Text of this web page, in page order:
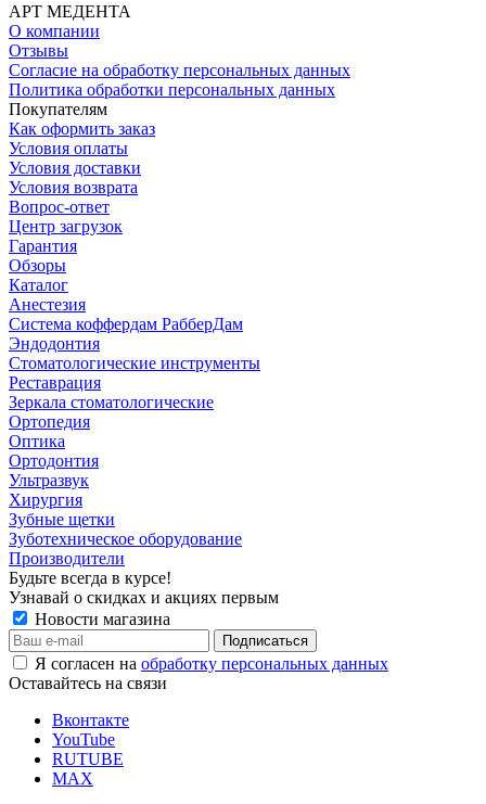
АРТ МЕДЕНТА
О компании
Отзывы
Согласие на обработку персональных данных
Политика обработки персональных данных
Покупателям
Как оформить заказ
Условия оплаты
Условия доставки
Условия возврата
Вопрос-ответ
Центр загрузок
Гарантия
Обзоры
Каталог
Анестезия
Система коффердам РабберДам
Эндодонтия
Стоматологические инструменты
Реставрация
Зеркала стоматологические
Ортопедия
Оптика
Ортодонтия
Ультразвук
Хирургия
Зубные щетки
Зуботехническое оборудование
Производители
Будьте всегда в курсе!
Узнавай о скидках и акциях первым
Новости магазина
Я согласен на обработку персональных данных
Оставайтесь на связи
Вконтакте
YouTube
RUTUBE
MAX